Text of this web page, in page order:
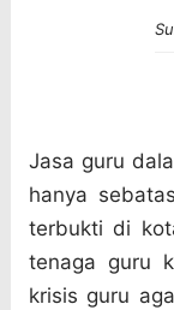
Jasa guru
hanya
terbukti di
tenaga guru
krisis guru